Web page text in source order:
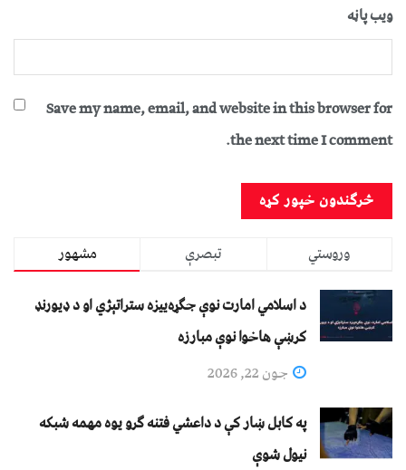
ویب پاڼه
Save my name, email, and website in this browser for
the next time I comment.
مشهور تبصرې
وروستي
د اسلامي امارت نوې جګړه‌ییزه ستراتېژي او د ډیورنډ
کرښې هاخوا نوې مبارزه
جون 22, 2026
په کابل ښار کې د داعشي فتنه ګرو يوه مهمه شبکه
نيول شوې